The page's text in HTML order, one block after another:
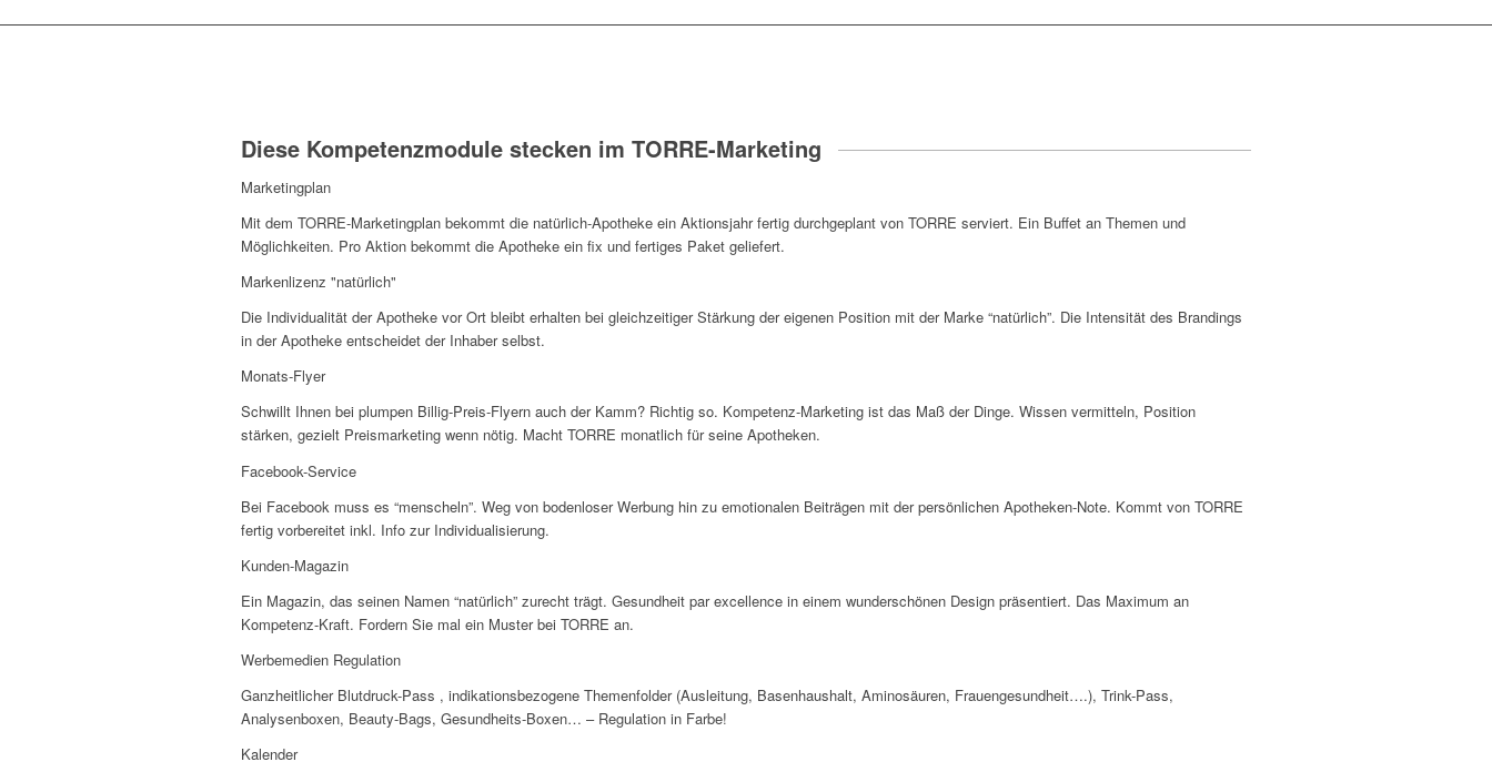
Diese Kompetenzmodule stecken im TORRE-Marketing
Marketingplan
Mit dem TORRE-Marketingplan bekommt die natürlich-Apotheke ein Aktionsjahr fertig durchgeplant von TORRE serviert. Ein Buffet an Themen und
Möglichkeiten. Pro Aktion bekommt die Apotheke ein fix und fertiges Paket geliefert.
Markenlizenz "natürlich"
Die Individualität der Apotheke vor Ort bleibt erhalten bei gleichzeitiger Stärkung der eigenen Position mit der Marke “natürlich”. Die Intensität des Brandings
in der Apotheke entscheidet der Inhaber selbst.
Monats-Flyer
Schwillt Ihnen bei plumpen Billig-Preis-Flyern auch der Kamm? Richtig so. Kompetenz-Marketing ist das Maß der Dinge. Wissen vermitteln, Position
stärken, gezielt Preismarketing wenn nötig. Macht TORRE monatlich für seine Apotheken.
Facebook-Service
Bei Facebook muss es “menscheln”. Weg von bodenloser Werbung hin zu emotionalen Beiträgen mit der persönlichen Apotheken-Note. Kommt von TORRE
fertig vorbereitet inkl. Info zur Individualisierung.
Kunden-Magazin
Ein Magazin, das seinen Namen “natürlich” zurecht trägt. Gesundheit par excellence in einem wunderschönen Design präsentiert. Das Maximum an
Kompetenz-Kraft. Fordern Sie mal ein Muster bei TORRE an.
Werbemedien Regulation
Ganzheitlicher Blutdruck-Pass , indikationsbezogene Themenfolder (Ausleitung, Basenhaushalt, Aminosäuren, Frauengesundheit….), Trink-Pass,
Analysenboxen, Beauty-Bags, Gesundheits-Boxen… – Regulation in Farbe!
Kalender